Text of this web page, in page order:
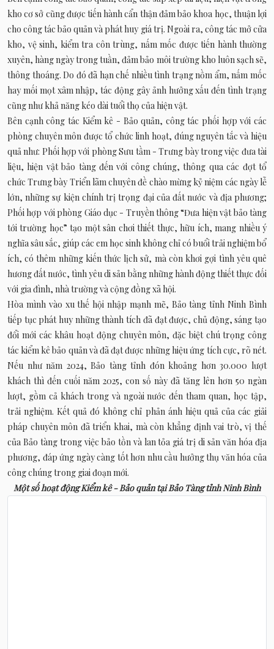
kho cơ sở cũng được tiến hành cẩn thận đảm bảo khoa học, thuận lợi
cho công tác bảo quản và phát huy giá trị. Ngoài ra, công tác mở cửa
kho, vệ sinh, kiểm tra côn trùng, nấm mốc được tiến hành thường
xuyên, hàng ngày trong tuần, đảm bảo môi trường kho luôn sạch sẽ,
thông thoáng. Do đó đã hạn chế nhiều tình trạng nồm ẩm, nấm mốc
hay mối mọt xâm nhập, tác động gây ảnh hưởng xấu đến tình trạng
cũng như khả năng kéo dài tuổi thọ của hiện vật.
Bên cạnh công tác Kiểm kê - Bảo quản, công tác phối hợp với các
phòng chuyên môn được tổ chức linh hoạt, đúng nguyên tắc và hiệu
quả như: Phối hợp với phòng Sưu tầm - Trưng bày trong việc đưa tài
liệu, hiện vật bảo tàng đến với công chúng, thông qua các đợt tổ
chức Trưng bày Triển lãm chuyên đề chào mừng kỷ niệm các ngày lễ
lớn, những sự kiện chính trị trọng đại của đất nước và địa phương;
Phối hợp với phòng Giáo dục - Truyền thông “Đưa hiện vật bảo tàng
tới trường học” tạo một sân chơi thiết thực, hữu ích, mang nhiều ý
nghĩa sâu sắc, giúp các em học sinh không chỉ có buổi trải nghiệm bổ
ích, có thêm những kiến thức lịch sử, mà còn khơi gợi tình yêu quê
hương đất nước, tình yêu di sản bằng những hành động thiết thực đối
với gia đình, nhà trường và cộng đồng xã hội.
Hòa mình vào xu thế hội nhập mạnh mẽ, Bảo tàng tỉnh Ninh Bình
tiếp tục phát huy những thành tích đã đạt được, chủ động, sáng tạo
đổi mới các khâu hoạt động chuyên môn, đặc biệt chú trọng công
tác kiểm kê bảo quản và đã đạt được những hiệu ứng tích cực, rõ nét.
Nếu như năm 2024, Bảo tàng tỉnh đón khoảng hơn 30.000 lượt
khách thì đến cuối năm 2025, con số này đã tăng lên hơn 50 ngàn
lượt, gồm cả khách trong và ngoài nước đến tham quan, học tập,
trải nghiệm. Kết quả đó không chỉ phản ánh hiệu quả của các giải
pháp chuyên môn đã triển khai, mà còn khẳng định vai trò, vị thế
của Bảo tàng trong việc bảo tồn và lan tỏa giá trị di sản văn hóa địa
phương, đáp ứng ngày càng tốt hơn nhu cầu hưởng thụ văn hóa của
công chúng trong giai đoạn mới.
Một số hoạt động Kiểm kê - Bảo quản tại Bảo Tàng tỉnh Ninh Bình